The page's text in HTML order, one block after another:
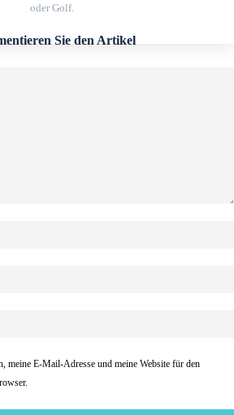
oder Golf.
Sie den Artikel
meine E-Mail-Adresse und meine Website für den